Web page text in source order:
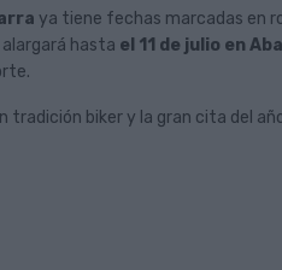
momento
uno de los
de su
cualquier fin de...
verano
prisas
ya tiene fechas marcadas en
alargará hasta el 11 de julio en
tradición biker y la gran cita del